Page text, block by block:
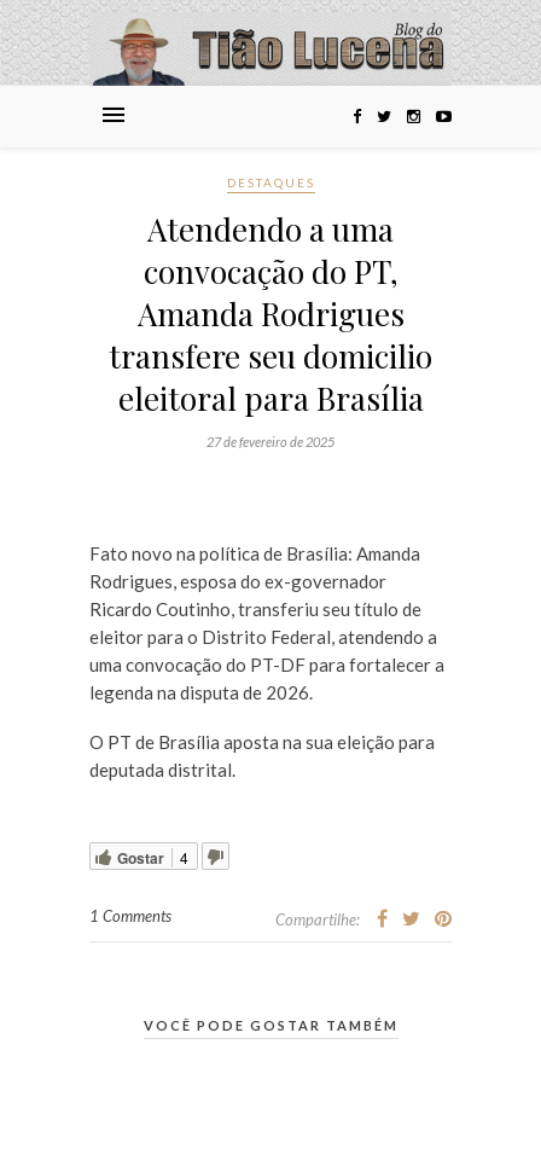
DESTAQUES
Atendendo a uma
convocação do PT,
Amanda Rodrigues
transfere seu domicilio
eleitoral para Brasília
27 de fevereiro de 2025
Fato novo na política de Brasília: Amanda
Rodrigues, esposa do ex-governador
Ricardo Coutinho, transferiu seu título de
eleitor para o Distrito Federal, atendendo a
uma convocação do PT-DF para fortalecer a
legenda na disputa de 2026.
O PT de Brasília aposta na sua eleição para
deputada distrital.
Gostar 4
1 Comments Compartilhe:
VOCÊ PODE GOSTAR TAMBÉM